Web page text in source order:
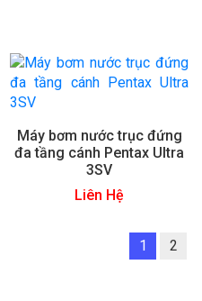
Máy bơm nước trục đứng
đa tầng cánh Pentax Ultra
3SV
Liên Hệ
1 2